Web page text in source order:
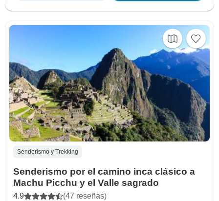
Senderismo y Trekking
Senderismo por el camino inca clásico a
Machu Picchu y el Valle sagrado
4.9 (47 reseñas)